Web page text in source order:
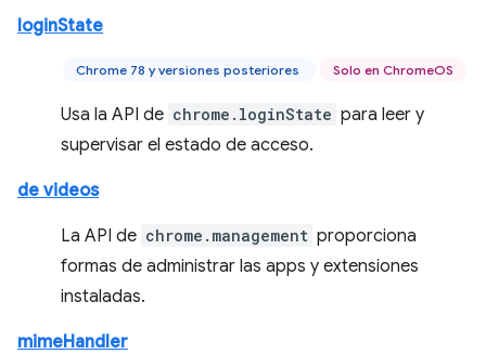
loginState
Chrome 78 y versiones posteriores Solo en ChromeOS
Usa la API de chrome.loginState para leer y
supervisar el estado de acceso.
de videos
La API de chrome.management proporciona
formas de administrar las apps y extensiones
instaladas.
mimeHandler